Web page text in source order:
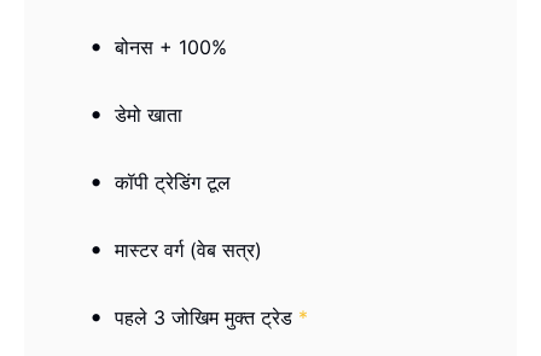
बोनस + 100%
डेमो खाता
कॉपी ट्रेडिंग टूल
मास्टर वर्ग (वेब ​​सत्र)
पहले 3 जोखिम मुक्त ट्रेड *